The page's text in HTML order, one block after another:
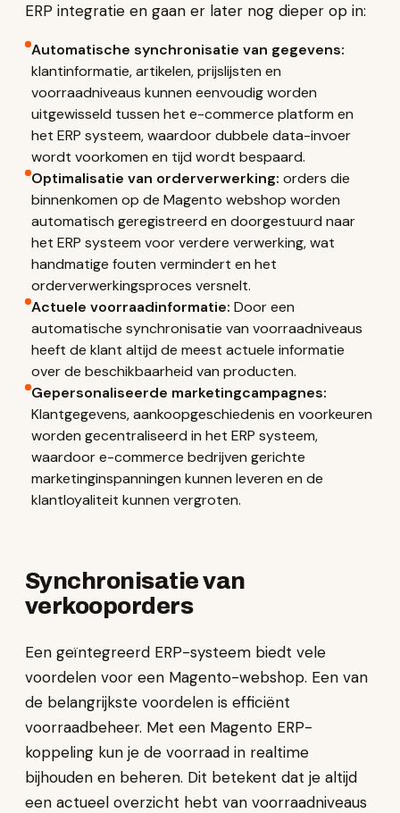
ERP integratie en gaan er later nog dieper op in:
Automatische synchronisatie van gegevens:
klantinformatie, artikelen, prijslijsten en
voorraadniveaus kunnen eenvoudig worden
uitgewisseld tussen het e-commerce platform en
het ERP systeem, waardoor dubbele data-invoer
wordt voorkomen en tijd wordt bespaard.
Optimalisatie van orderverwerking: orders die
binnenkomen op de Magento webshop worden
automatisch geregistreerd en doorgestuurd naar
het ERP systeem voor verdere verwerking, wat
handmatige fouten vermindert en het
orderverwerkingsproces versnelt.
Actuele voorraadinformatie: Door een
automatische synchronisatie van voorraadniveaus
heeft de klant altijd de meest actuele informatie
over de beschikbaarheid van producten.
Gepersonaliseerde marketingcampagnes:
Klantgegevens, aankoopgeschiedenis en voorkeuren
worden gecentraliseerd in het ERP systeem,
waardoor e-commerce bedrijven gerichte
marketinginspanningen kunnen leveren en de
klantloyaliteit kunnen vergroten.
Synchronisatie van
verkooporders
Een geïntegreerd ERP-systeem biedt vele
voordelen voor een Magento-webshop. Een van
de belangrijkste voordelen is efficiënt
voorraadbeheer. Met een Magento ERP-
koppeling kun je de voorraad in realtime
bijhouden en beheren. Dit betekent dat je altijd
een actueel overzicht hebt van voorraadniveaus